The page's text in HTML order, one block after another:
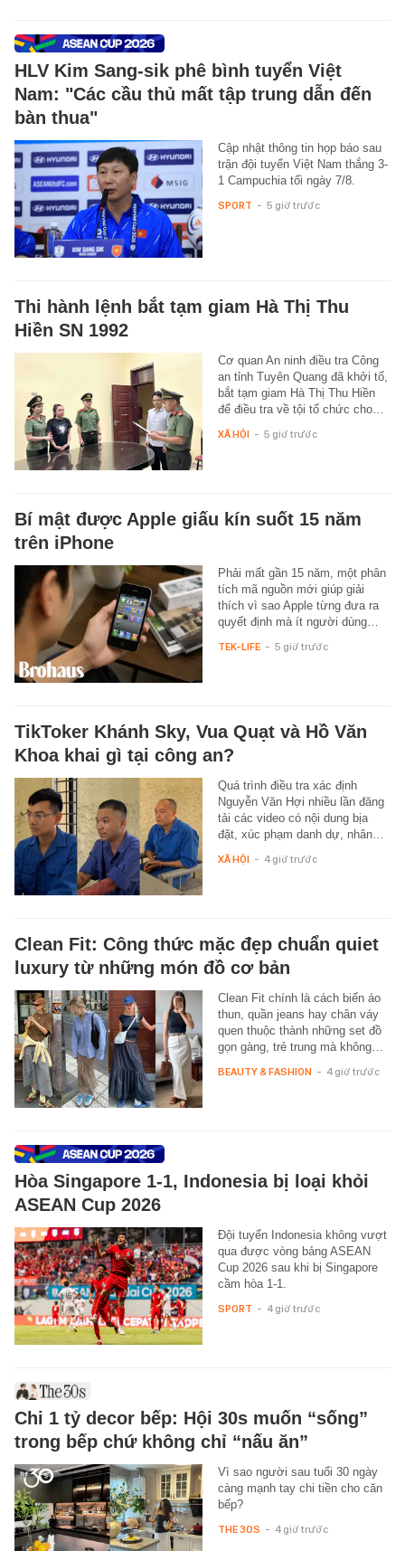
HLV Kim Sang-sik phê bình tuyển Việt
Nam: "Các cầu thủ mất tập trung dẫn đến
bàn thua"
Cập nhật thông tin họp báo sau
trận đội tuyển Việt Nam thắng 3-
1 Campuchia tối ngày 7/8.
SPORT - 5 giờ trước
Thi hành lệnh bắt tạm giam Hà Thị Thu
Hiền SN 1992
Cơ quan An ninh điều tra Công
an tỉnh Tuyên Quang đã khởi tố,
bắt tạm giam Hà Thị Thu Hiền
để điều tra về tội tổ chức cho…
XÃ HỘI - 5 giờ trước
Bí mật được Apple giấu kín suốt 15 năm
trên iPhone
Phải mất gần 15 năm, một phân
tích mã nguồn mới giúp giải
thích vì sao Apple từng đưa ra
quyết định mà ít người dùng…
TEK-LIFE - 5 giờ trước
TikToker Khánh Sky, Vua Quạt và Hồ Văn
Khoa khai gì tại công an?
Quá trình điều tra xác định
Nguyễn Văn Hợi nhiều lần đăng
tải các video có nội dung bịa
đặt, xúc phạm danh dự, nhân…
XÃ HỘI - 4 giờ trước
Clean Fit: Công thức mặc đẹp chuẩn quiet
luxury từ những món đồ cơ bản
Clean Fit chính là cách biến áo
thun, quần jeans hay chân váy
quen thuộc thành những set đồ
gọn gàng, trẻ trung mà không…
BEAUTY & FASHION - 4 giờ trước
Hòa Singapore 1-1, Indonesia bị loại khỏi
ASEAN Cup 2026
Đội tuyển Indonesia không vượt
qua được vòng bảng ASEAN
Cup 2026 sau khi bị Singapore
cầm hòa 1-1.
SPORT - 4 giờ trước
Chi 1 tỷ decor bếp: Hội 30s muốn “sống”
trong bếp chứ không chỉ “nấu ăn”
Vì sao người sau tuổi 30 ngày
càng mạnh tay chi tiền cho căn
bếp?
THE 30S - 4 giờ trước